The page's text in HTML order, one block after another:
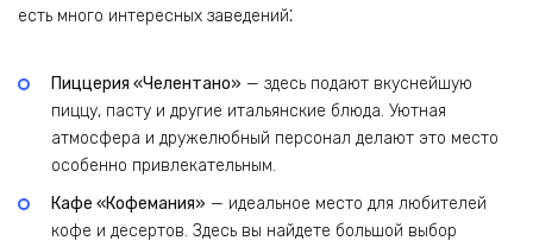
есть много интересных заведений⁚
Пиццерия «Челентано» — здесь подают вкуснейшую
пиццу, пасту и другие итальянские блюда. Уютная
атмосфера и дружелюбный персонал делают это место
особенно привлекательным.
Кафе «Кофемания» — идеальное место для любителей
кофе и десертов. Здесь вы найдете большой выбор